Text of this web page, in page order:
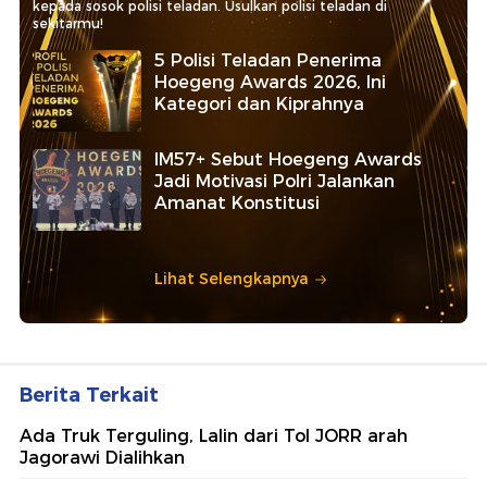
kepada sosok polisi teladan. Usulkan polisi teladan di
sekitarmu!
5 Polisi Teladan Penerima
Hoegeng Awards 2026, Ini
Kategori dan Kiprahnya
IM57+ Sebut Hoegeng Awards
Jadi Motivasi Polri Jalankan
Amanat Konstitusi
Lihat Selengkapnya
Berita Terkait
Ada Truk Terguling, Lalin dari Tol JORR arah
Jagorawi Dialihkan